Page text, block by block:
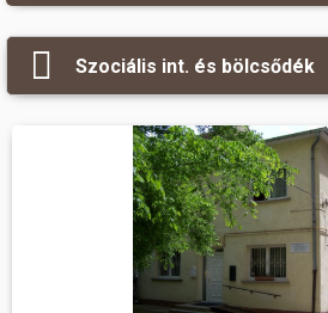
Szabadidő
Hasznos
Szociális int. és bölcsődék